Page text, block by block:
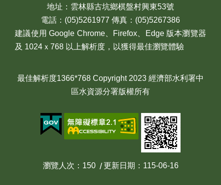
地址：雲林縣古坑鄉棋盤村興東53號
電話：(05)5261977 傳真：(05)5267386
建議使用 Google Chrome、Firefox、Edge 版本瀏覽器
及 1024ｘ768 以上解析度，以獲得最佳瀏覽體驗
最佳解析度1366*768 Copyright 2023 經濟部水利署中
區水資源分署版權所有
瀏覽人次 150 更新日期 115-06-16